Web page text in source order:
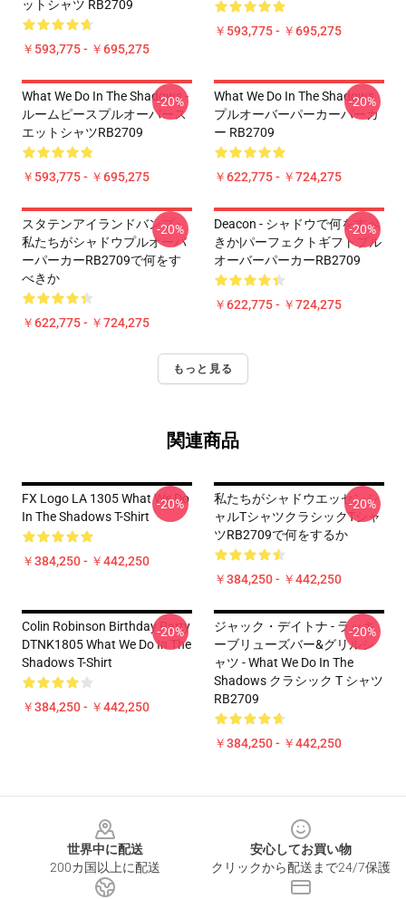
ットシャツ RB2709
￥593,775 - ￥695,275
￥593,775 - ￥695,275
What We Do In The Shadows -
ルームピースプルオーバース
エットシャツRB2709
￥593,775 - ￥695,275
-20%
What We Do In The Shadows
プルオーバーパーカーパーカ
ー RB2709
￥622,775 - ￥724,275
-20%
スタテンアイランドバンプ -
私たちがシャドウプルオーバ
ーパーカーRB2709で何をす
べきか
￥622,775 - ￥724,275
-20%
Deacon - シャドウで何をすべ
きか|パーフェクトギフトプル
オーバーパーカーRB2709
￥622,775 - ￥724,275
-20%
もっと見る
関連商品
FX Logo LA 1305 What We Do
In The Shadows T-Shirt
￥384,250 - ￥442,250
-20%
私たちがシャドウエッセンシ
ャルTシャツクラシックTシャ
ツRB2709で何をするか
￥384,250 - ￥442,250
-20%
Colin Robinson Birthday Party
DTNK1805 What We Do In The
Shadows T-Shirt
￥384,250 - ￥442,250
-20%
ジャック・デイトナ - ラッキ
ーブリューズバー&グリルシ
ャツ - What We Do In The
Shadows クラシック T シャツ
RB2709
￥384,250 - ￥442,250
-20%
世界中に配送
200カ国以上に配送
安心してお買い物
クリックから配送まで24/7保護